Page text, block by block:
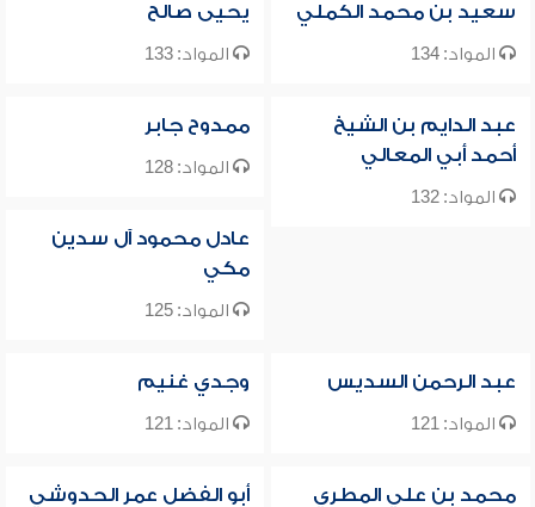
سعيد بن محمد الكملي
المواد: 134
يحيى صالح
المواد: 133
عبد الدايم بن الشيخ
أحمد أبي المعالي
المواد: 132
ممدوح جابر
المواد: 128
عادل محمود آل سدين
مكي
المواد: 125
عبد الرحمن السديس
المواد: 121
وجدي غنيم
المواد: 121
محمد بن علي المطري
أبو الفضل عمر الحدوشي